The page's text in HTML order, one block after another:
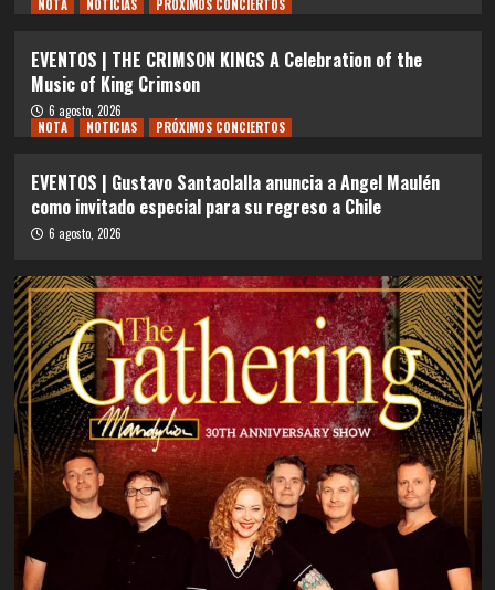
NOTA NOTICIAS PRÓXIMOS CONCIERTOS
EVENTOS | THE CRIMSON KINGS A Celebration of the
Music of King Crimson
6 agosto, 2026
NOTA
NOTICIAS PRÓXIMOS CONCIERTOS
EVENTOS | Gustavo Santaolalla anuncia a Angel Maulén
como invitado especial para su regreso a Chile
6 agosto, 2026